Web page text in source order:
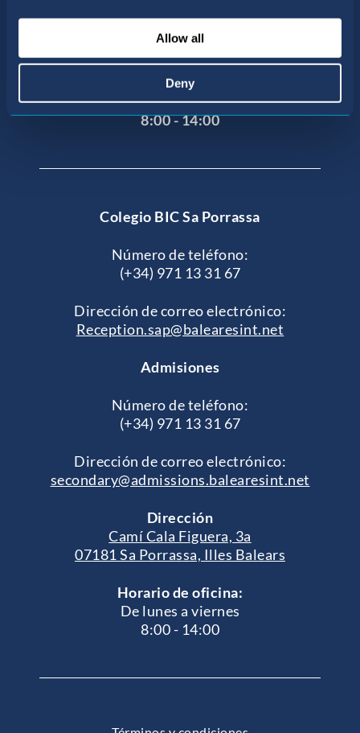
Allow all
Deny
Horario de atención al público
De lunes a viernes (excepto festivos y
vacaciones).
8:00 - 14:00
Colegio BIC Sa Porrassa
Número de teléfono:
(+34) 971 13 31 67
Dirección de correo electrónico:
Reception.sap@balearesint.net
Admisiones
Número de teléfono:
(+34) 971 13 31 67
Dirección de correo electrónico:
secondary@admissions.balearesint.net
Dirección
Camí Cala Figuera, 3a
07181 Sa Porrassa, Illes Balears
Horario de oficina:
De lunes a viernes
8:00 - 14:00